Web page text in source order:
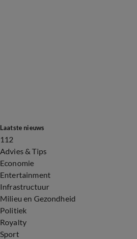
Laatste nieuws
112
Advies & Tips
Economie
Entertainment
Infrastructuur
Milieu en Gezondheid
Politiek
Royalty
Sport